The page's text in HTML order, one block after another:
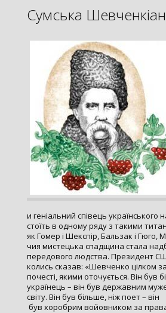
Сумська
и геніальний співець українського
стоїть в одному ряду з такими
як Гомер і Шекспір, Бальзак і Гюго,
чия мистецька спадщина стала
передового людства. Президент
колись сказав: «Шевченко цілком
почесті, якими оточується. Він був
українець – він був державним
світу. Він був більше, ніж поет – він
був хоробрим войовником за